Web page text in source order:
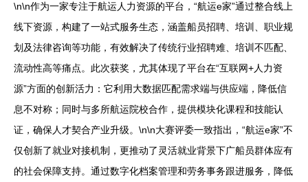
\n\n作为一家专注于航运人力资源的平台，“航运e家”通过整合线上
线下资源，构建了一站式服务生态，涵盖船员招聘、培训、职业规
划及法律咨询等功能，有效解决了传统行业招聘难、培训不匹配、
流动性高等痛点。此次获奖，尤其体现了平台在“互联网+人力资
源”方面的创新活力：它利用大数据匹配需求端与供应端，降低信
息不对称；同时与多所航运院校合作，提供模块化课程和技能认
证，确保人才契合产业升级。\n\n大赛评委一致指出，“航运e家”不
仅创新了就业对接机制，更推动了灵活就业背景下广船员群体应有
的社会保障支持。通过数字化档案管理和劳务事务跟进服务，降低